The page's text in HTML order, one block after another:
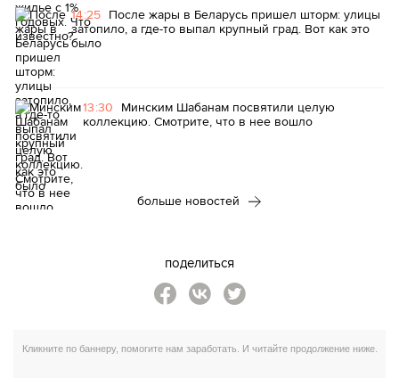
14:25 После жары в Беларусь пришел шторм: улицы
затопило, а где-то выпал крупный град. Вот как это
было
13:30 Минским Шабанам посвятили целую
коллекцию. Смотрите, что в нее вошло
больше новостей
поделиться